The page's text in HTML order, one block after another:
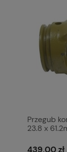
Przegub
23.8 x
439,00 zł